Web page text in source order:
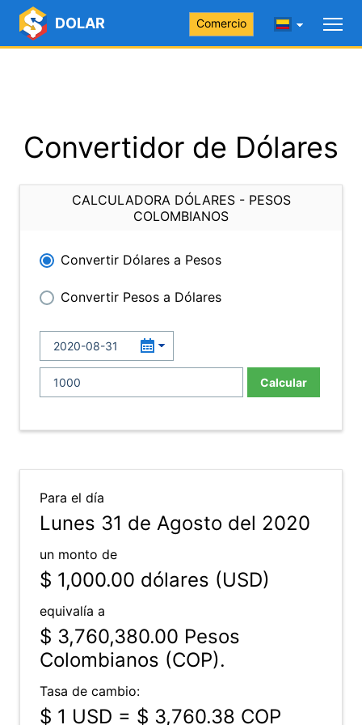
DOLAR Comercio
Convertidor de Dólares
CALCULADORA DÓLARES - PESOS
COLOMBIANOS
Convertir Dólares a Pesos
Convertir Pesos a Dólares
Calcular
Para el día
Lunes 31 de Agosto del 2020
un monto de
$ 1,000.00 dólares (USD)
equivalía a
$ 3,760,380.00 Pesos
Colombianos (COP).
Tasa de cambio:
$ 1 USD = $ 3,760.38 COP